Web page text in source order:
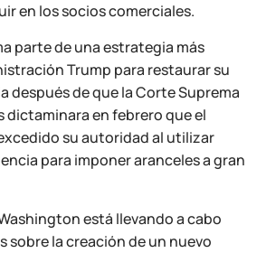
en los socios comerciales.
parte de una estrategia más
Trump para restaurar su
después de que la Corte Suprema
dictaminara en febrero que el
su autoridad al utilizar
para imponer aranceles a gran
está llevando a cabo
sobre la creación de un nuevo